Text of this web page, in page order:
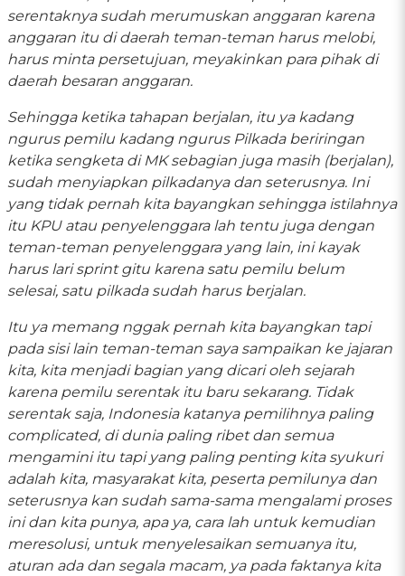
serentaknya sudah merumuskan anggaran karena
anggaran itu di daerah teman-teman harus melobi,
harus minta persetujuan, meyakinkan para pihak di
daerah besaran anggaran.
Sehingga ketika tahapan berjalan, itu ya kadang
ngurus pemilu kadang ngurus Pilkada beriringan
ketika sengketa di MK sebagian juga masih (berjalan),
sudah menyiapkan pilkadanya dan seterusnya. Ini
yang tidak pernah kita bayangkan sehingga istilahnya
itu KPU atau penyelenggara lah tentu juga dengan
teman-teman penyelenggara yang lain, ini kayak
harus lari sprint gitu karena satu pemilu belum
selesai, satu pilkada sudah harus berjalan.
Itu ya memang nggak pernah kita bayangkan tapi
pada sisi lain teman-teman saya sampaikan ke jajaran
kita, kita menjadi bagian yang dicari oleh sejarah
karena pemilu serentak itu baru sekarang. Tidak
serentak saja, Indonesia katanya pemilihnya paling
complicated, di dunia paling ribet dan semua
mengamini itu tapi yang paling penting kita syukuri
adalah kita, masyarakat kita, peserta pemilunya dan
seterusnya kan sudah sama-sama mengalami proses
ini dan kita punya, apa ya, cara lah untuk kemudian
meresolusi, untuk menyelesaikan semuanya itu,
aturan ada dan segala macam, ya pada faktanya kita